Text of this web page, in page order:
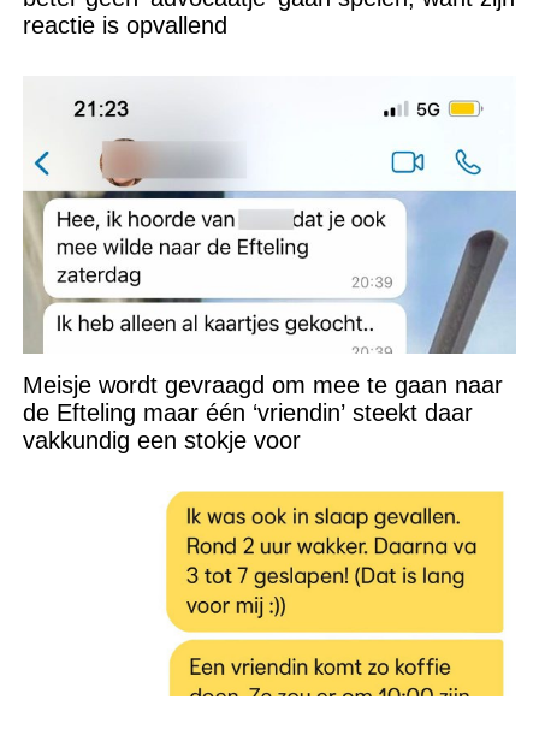
reactie is opvallend
Meisje wordt gevraagd om mee te gaan naar
de Efteling maar één ‘vriendin’ steekt daar
vakkundig een stokje voor